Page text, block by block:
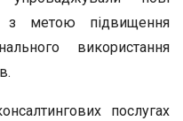
з метою підвищення
використання
послугах